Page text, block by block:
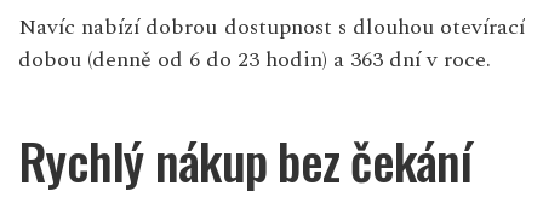
Navíc nabízí dobrou dostupnost s dlouhou otevírací
dobou (denně od 6 do 23 hodin) a 363 dní v roce.
Rychlý nákup bez čekání